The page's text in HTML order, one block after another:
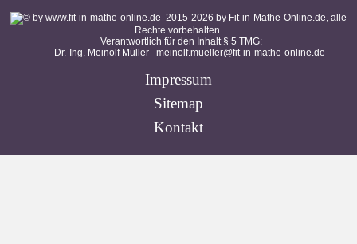
2015-2026 by Fit-in-Mathe-Online.de, alle
Rechte vorbehalten.
Verantwortlich für den Inhalt § 5 TMG:
Dr.-Ing. Meinolf Müller meinolf.mueller@fit-in-mathe-online.de
Impressum
Sitemap
Kontakt